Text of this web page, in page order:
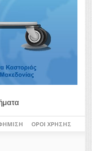
ΌΡΟΙ ΧΡΉΣΗΣ